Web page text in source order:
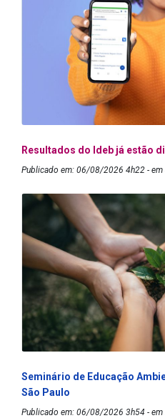
Resultados do Ideb já estão
Publicado em: 06/08/2026 4h22 - em
Seminário de Educação
São Paulo
Publicado em: 06/08/2026 3h54 - em